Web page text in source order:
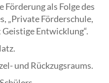
Förderung als Folge des
„Private Förderschule,
Entwicklung“.
und Rückzugsraums.